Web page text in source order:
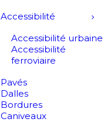
Accessibilité
Accessibilité urbaine
Accessibilité
ferroviaire
Pavés
Dalles
Bordures
Caniveaux